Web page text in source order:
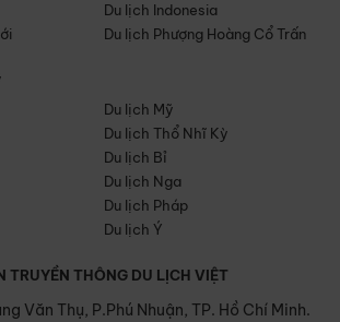
Du lịch Indonesia
Du lịch Phượng Hoàng Cổ Trấn
Du lịch Mỹ
Du lịch Thổ Nhĩ Kỳ
Du lịch Bỉ
Du lịch Nga
Du lịch Pháp
Du lịch Ý
TRUYỀN THÔNG DU LỊCH VIỆT
Văn Thụ, P.Phú Nhuận, TP. Hồ Chí Minh.